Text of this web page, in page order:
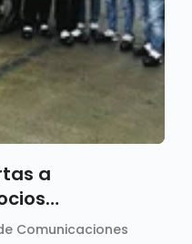
a
Comunicaciones